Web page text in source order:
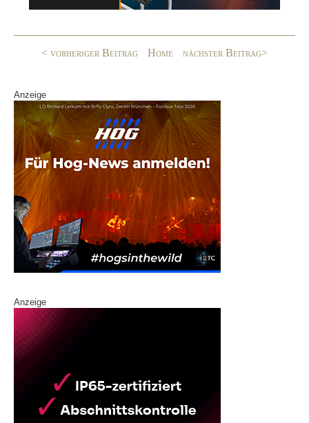
o< vorheriger Beitrag Home nächster Beitrag>
Anzeige
Anzeige